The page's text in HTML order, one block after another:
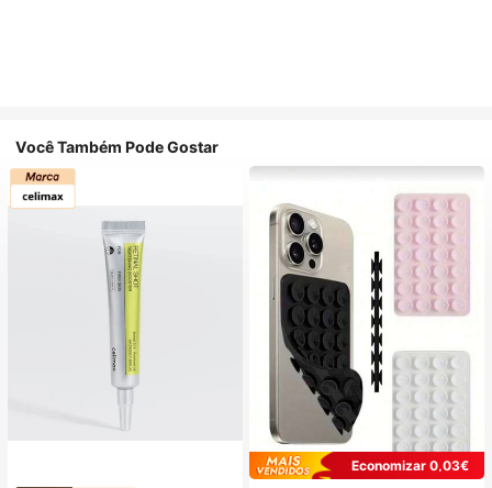
Você Também Pode Gostar
Economizar 0,03€